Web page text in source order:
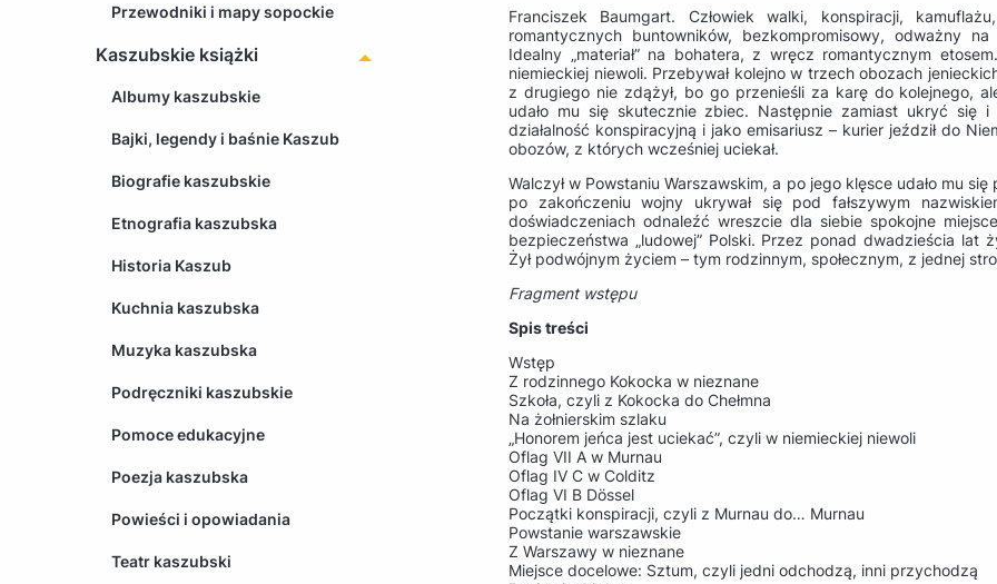
Przewodniki i mapy sopockie
Kaszubskie książki
Albumy kaszubskie
Bajki, legendy i baśnie Kaszub
Biografie kaszubskie
Etnografia kaszubska
Historia Kaszub
Kuchnia kaszubska
Muzyka kaszubska
Podręczniki kaszubskie
Pomoce edukacyjne
Poezja kaszubska
Powieści i opowiadania
Teatr kaszubski
Franciszek Baumgart. Człowiek walki, konspiracji,
romantycznych buntowników, bezkompromisowy, odważny
Idealny „materiał” na bohatera, z wręcz romantycznym
niemieckiej niewoli. Przebywał kolejno w trzech obozach
z drugiego nie zdążył, bo go przenieśli za karę do kolejnego,
udało mu się skutecznie zbiec. Następnie zamiast ukryć się
działalność konspiracyjną i jako emisariusz – kurier jeździł do
obozów, z których wcześniej uciekał.
Walczył w Powstaniu Warszawskim, a po jego klęsce udało mu
po zakończeniu wojny ukrywał się pod fałszywym
doświadczeniach odnaleźć wreszcie dla siebie spokojne
bezpieczeństwa „ludowej” Polski. Przez ponad dwadzieścia lat
Żył podwójnym życiem – tym rodzinnym, społecznym, z jednej
Fragment wstępu
Spis treści
Wstęp
Z rodzinnego Kokocka w nieznane
Szkoła, czyli z Kokocka do Chełmna
Na żołnierskim szlaku
„Honorem jeńca jest uciekać”, czyli w niemieckiej niewoli
Oflag VII A w Murnau
Oflag IV C w Colditz
Oflag VI B Dössel
Początki konspiracji, czyli z Murnau do… Murnau
Powstanie warszawskie
Z Warszawy w nieznane
Miejsce docelowe: Sztum, czyli jedni odchodzą, inni przychodzą